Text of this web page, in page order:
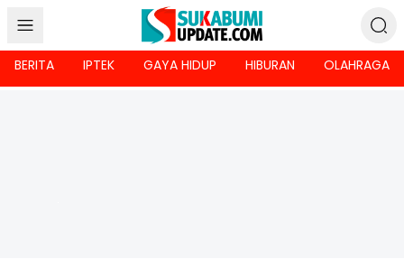
BERITA IPTEK GAYA HIDUP HIBURAN OLAHRAGA